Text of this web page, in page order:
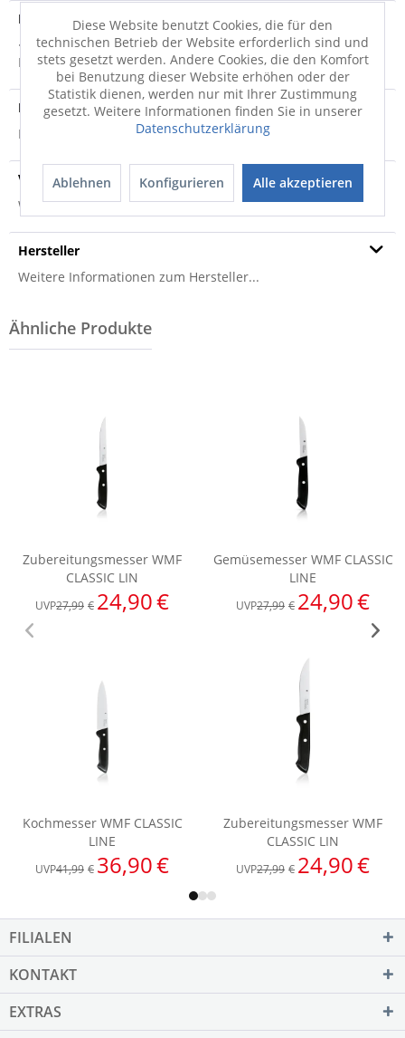
Produktdetails
· Polyoxymethylen (POM), Stahl · schwarz · WMF Classic Linie:
Küchenmesser für jeden Tag Die...mehr
Produktsicherheit
Produktsicherheit
Versandinfo
Weitere Informationen zum Versand...
Hersteller
Weitere Informationen zum Hersteller...
FILIALEN
KONTAKT
EXTRAS
Diese Website benutzt Cookies, die für den
technischen Betrieb der Website erforderlich sind und
stets gesetzt werden. Andere Cookies, die den Komfort
bei Benutzung dieser Website erhöhen oder der
Statistik dienen, werden nur mit Ihrer Zustimmung
gesetzt. Weitere Informationen finden Sie in unserer
Datenschutzerklärung
Ablehnen Konfigurieren Alle akzeptieren